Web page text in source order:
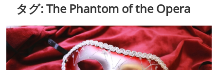
タグ:The Phantom of the Opera